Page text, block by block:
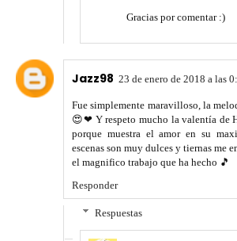
Gracias por comentar :)
Jazz98 23 de enero de 2018 a las
Fue simplemente maravilloso, la
😍❤ Y respeto mucho la valentía de
porque muestra el amor en su
escenas son muy dulces y tiernas me
el magnifico trabajo que ha hecho 🎵
Responder
Respuestas